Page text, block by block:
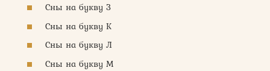
Сны на букву З
Сны на букву К
Сны на букву Л
Сны на букву М